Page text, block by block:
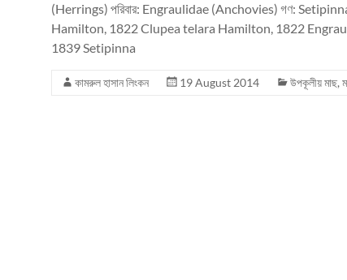
(Herrings) পরিবার: Engraulidae (Anchovies) গণ:
Hamilton, 1822 Clupea telara Hamilton, 1822
1839 Setipinna
কামরুল হাসান লিংকন 19 August 2014 উপকূলীয় মাছ,